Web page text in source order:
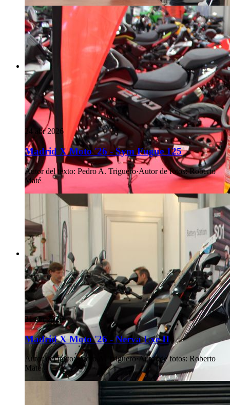
24 abr 2026
Madrid X Moto '26 - Sym Fugue 125
Autor del texto: Pedro A. Triguero·Autor de fotos: Roberto
Maté
21 abr 2026
Madrid X Moto '26 - Nerva Exe II
Autor del texto: Pedro A. Triguero·Autor de fotos: Roberto
Maté